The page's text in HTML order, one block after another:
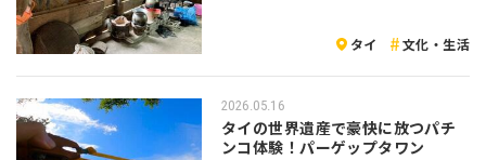
タイ 文化・生活
2026.05.16
タイの世界遺産で豪快に放つパチ
ンコ体験！パーゲップタワン